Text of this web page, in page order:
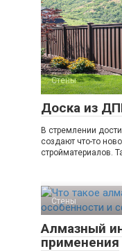
Стены
Доска из
В стремлении
создают что-то
стройматериалов.
Стены
Алмазный
применения